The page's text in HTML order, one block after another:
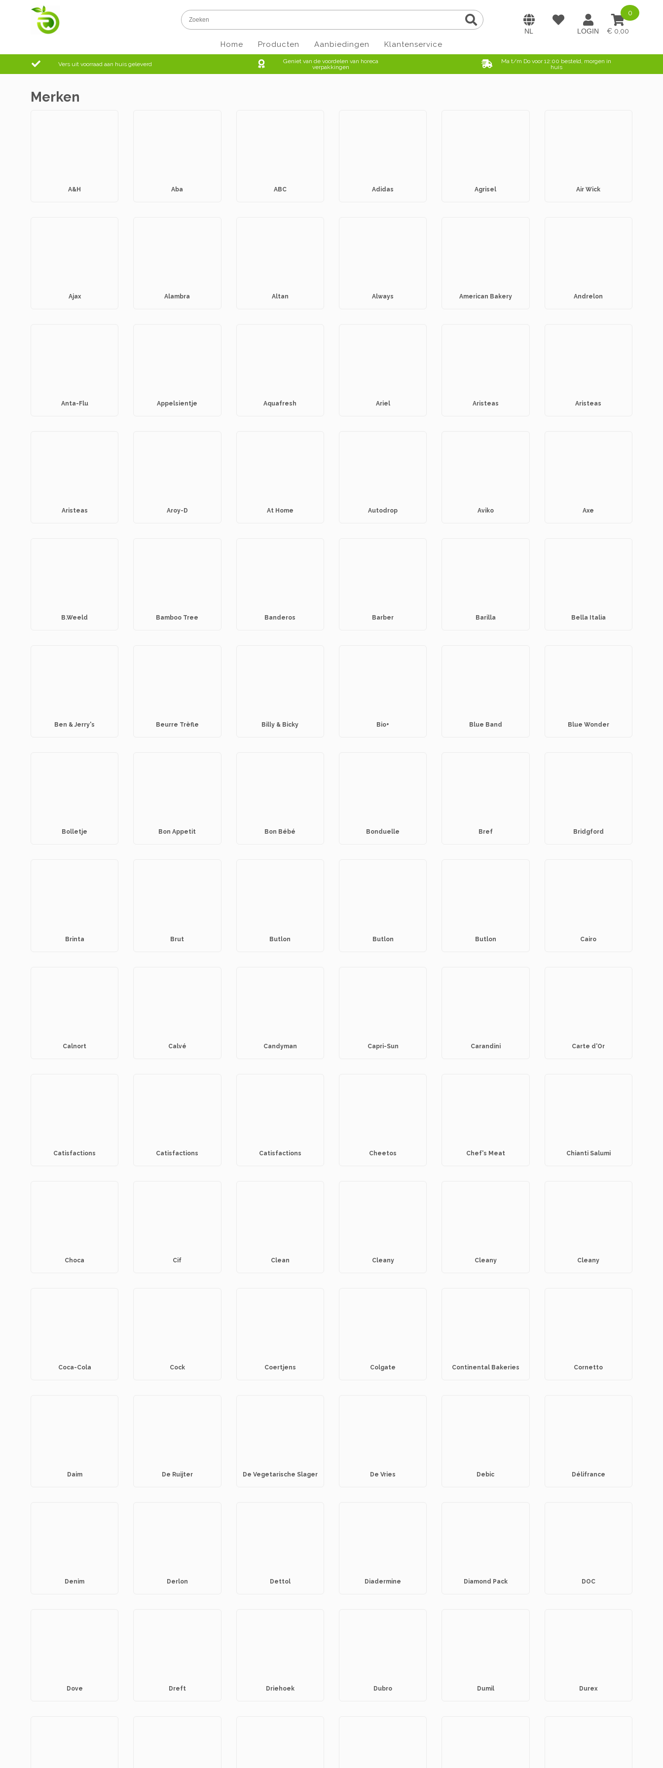
0,00
0
Home Producten Aanbiedingen Klantenservice
Vers uit voorraad aan huis geleverd
Geniet van de voordelen van horeca
verpakkingen
Ma t/m Do voor 12:00 besteld, morgen in
huis
Merken
A&H Aba ABC Adidas Agrisel Air Wick
Ajax Alambra Altan Always American Bakery Andrelon
Anta-Flu Appelsientje Aquafresh Ariel Aristeas Aristeas
Aristeas Aroy-D At Home Autodrop Aviko Axe
B.Weeld Bamboo Tree Banderos Barber Barilla Bella Italia
Ben & Jerry's Beurre Trèfle Billy & Bicky Bio+ Blue Band Blue Wonder
Bolletje Bon Appetit Bon Bébé Bonduelle Bref Bridgford
Brinta Brut Butlon Butlon Butlon Cairo
Calnort Calvé Candyman Capri-Sun Carandini Carte d'Or
Catisfactions Catisfactions Catisfactions Cheetos Chef's Meat Chianti Salumi
Choca Cif Clean Cleany Cleany Cleany
Coca-Cola Cock Coertjens Colgate Continental Bakeries Cornetto
Daim De Ruijter De Vegetarische Slager De Vries Debic Délifrance
Denim Derlon Dettol Diadermine Diamond Pack DOC
Dove Dreft Driehoek Dubro Dumil Durex